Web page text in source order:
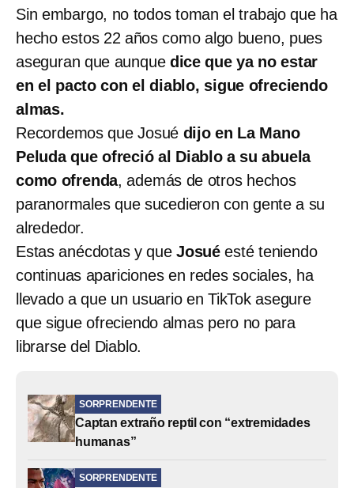
Sin embargo, no todos toman el trabajo que ha
hecho estos 22 años como algo bueno, pues
aseguran que aunque dice que ya no estar
en el pacto con el diablo, sigue ofreciendo
almas.
Recordemos que Josué dijo en La Mano
Peluda que ofreció al Diablo a su abuela
como ofrenda, además de otros hechos
paranormales que sucedieron con gente a su
alrededor.
Estas anécdotas y que Josué esté teniendo
continuas apariciones en redes sociales, ha
llevado a que un usuario en TikTok asegure
que sigue ofreciendo almas pero no para
librarse del Diablo.
SORPRENDENTE
Captan extraño reptil con “extremidades
humanas”
SORPRENDENTE